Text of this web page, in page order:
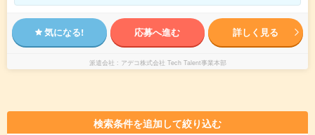
気になる! 応募へ進む 詳しく見る
派遣会社 アデコ株式会社 Tech Talent事業本部
検索条件を追加して絞り込む